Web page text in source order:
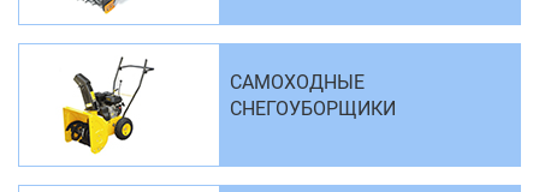
САМОХОДНЫЕ
СНЕГОУБОРЩИКИ